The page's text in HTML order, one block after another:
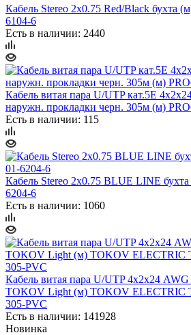
Кабель Stereo 2х0.75 Red/Black бухта
6104-6
Есть в наличии: 2440
Кабель витая пара U/UTP кат.5E
наружн. прокладки черн. 305м (м)
Есть в наличии: 115
Кабель Stereo 2х0.75 BLUE LINE
6204-6
Есть в наличии: 1060
Кабель витая пара U/UTP 4х2х24
TOKOV Light (м) TOKOV ELECTRIC
305-PVC
Есть в наличии: 141928
Новинка